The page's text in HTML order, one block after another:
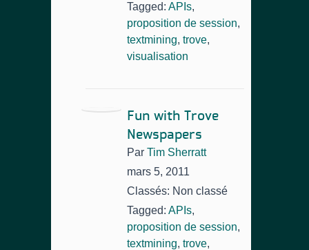
Tagged: APIs,
proposition de session,
textmining, trove,
visualisation
Fun with Trove
Newspapers
Par Tim Sherratt
mars 5, 2011
Classés: Non classé
Tagged: APIs,
proposition de session,
textmining, trove,